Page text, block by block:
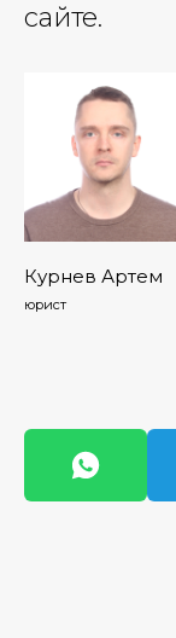
сайте.
Курнев Артем
юрист